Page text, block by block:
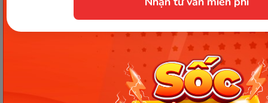
7. The book is divided into five parts and …………………….
of these has three sections.
8. I get paid ……………………. four weeks.
9. I called the office two or three times, but
……………………. time it was dosed.